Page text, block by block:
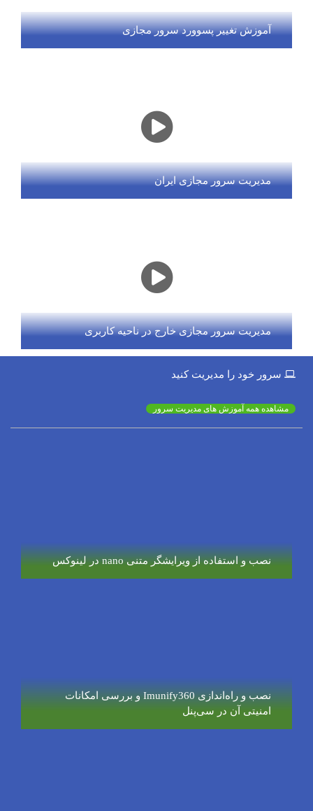
آموزش تغییر پسوورد سرور مجازی
مدیریت سرور مجازی ایران
مدیریت سرور مجازی خارج در ناحیه کاربری
سرور خود را مدیریت کنید
مشاهده همه آموزش های مدیریت سرور
نصب و استفاده از ویرایشگر متنی nano در لینوکس
نصب و راه‌اندازی Imunify360 و بررسی امکانات
امنیتی آن در سی‌پنل